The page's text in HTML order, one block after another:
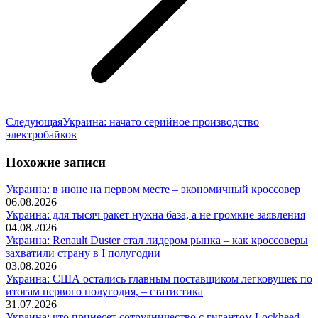
СледующаяСледующая
запись:
Украина: начато серийное производство
электробайков
Похожие записи
Украина: в июне на первом месте – экономичный кроссовер
06.08.2026
Украина: для тысяч ракет нужна база, а не громкие заявления
04.08.2026
Украина: Renault Duster стал лидером рынка – как кроссоверы
захватили страну в I полугодии
03.08.2026
Украина: США остались главным поставщиком легковушек по
итогам первого полугодия, – статистика
31.07.2026